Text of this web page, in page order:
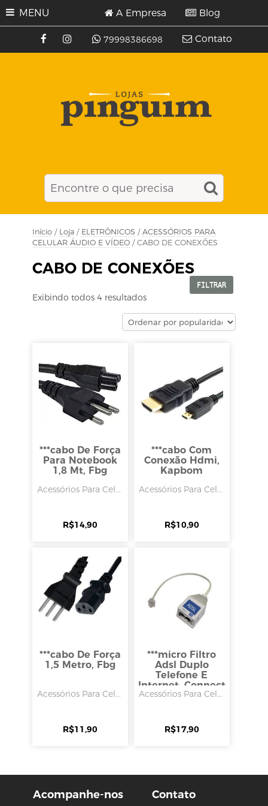
MENU
79998386698
A Empresa Blog
Contato
Início / Loja / ELETRÔNICOS / ACESSÓRIOS PARA
CELULAR ÁUDIO E VÍDEO / CABO DE CONEXÕES
CABO DE CONEXÕES
FILTRAR
Exibindo todos 4 resultados
***cabo De Força
Para Notebook
1,8 Mt, Fbg
Acessórios Para Cel...
R$14,90
***cabo Com
Conexão Hdmi,
Kapbom
Acessórios Para Cel...
R$10,90
***cabo De Força
1,5 Metro, Fbg
Acessórios Para Cel...
R$11,90
***micro Filtro
Adsl Duplo
Telefone E
Internet, Connect
Acessórios Para Cel...
R$17,90
Acompanhe-nos Contato